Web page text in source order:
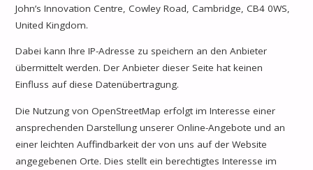
John’s Innovation Centre, Cowley Road, Cambridge, CB4 0WS,
United Kingdom.
Dabei kann Ihre IP-Adresse zu speichern an den Anbieter
übermittelt werden. Der Anbieter dieser Seite hat keinen
Einfluss auf diese Datenübertragung.
Die Nutzung von OpenStreetMap erfolgt im Interesse einer
ansprechenden Darstellung unserer Online-Angebote und an
einer leichten Auffindbarkeit der von uns auf der Website
angegebenen Orte. Dies stellt ein berechtigtes Interesse im